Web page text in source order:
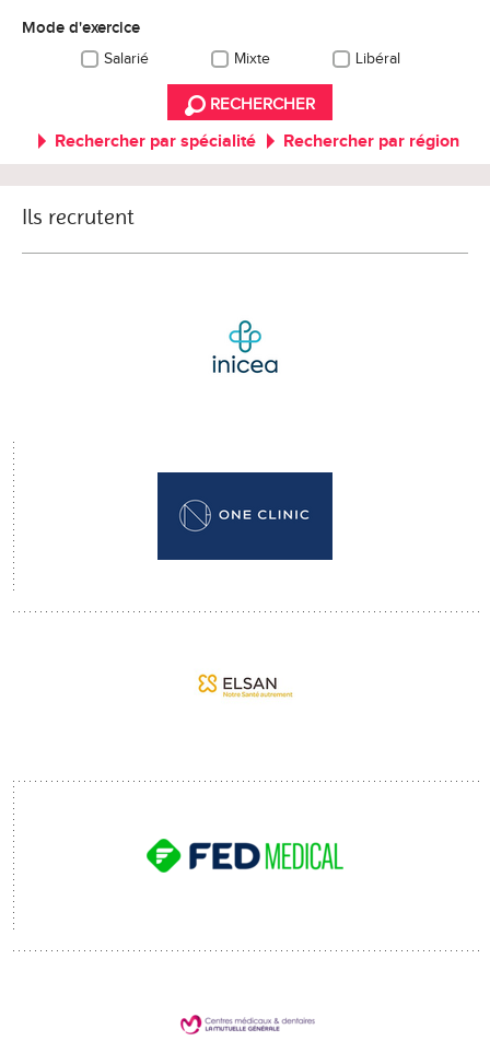
Mode d'exercice
Salarié Mixte Libéral
RECHERCHER
Rechercher par spécialité Rechercher par région
Ils recrutent